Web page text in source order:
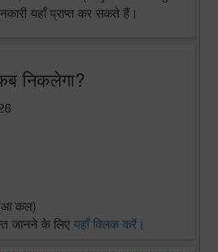
यहाँ प्राप्त कर सकते हैं।
निकलेगा?
कल)
जानने के लिए यहाँ क्लिक करें।